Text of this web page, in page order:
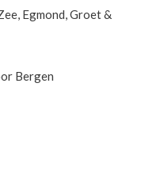
Egmond, Groet &
Bergen